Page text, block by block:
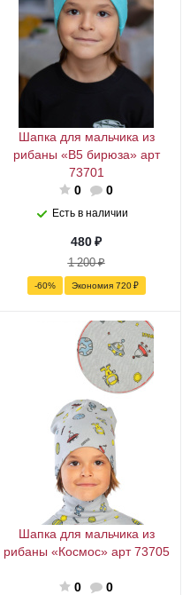
Шапка для мальчика из
рибаны «В5 бирюза» арт
73701
0
0
Есть в наличии
480₽
1 200₽
-60% Экономия 720₽
Шапка для мальчика из
рибаны «Космос» арт 73705
0 0